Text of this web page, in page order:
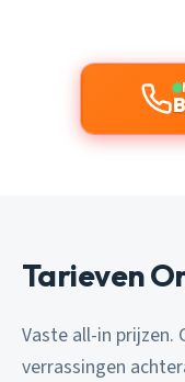
Tarieven
Vaste all-in prijzen.
verrassingen